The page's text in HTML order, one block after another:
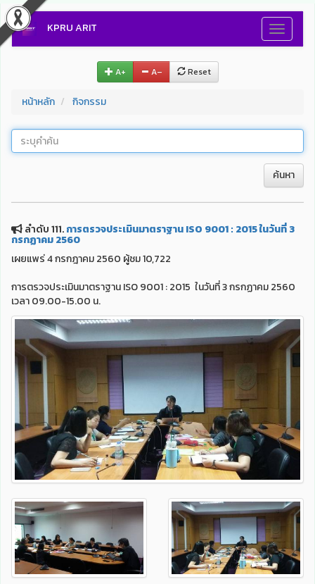
Toggle
KPRU ARIT
A+ A– Reset
หน้าหลัก กิจกรรม
ค้นหา
ลำดับ 111.การตรวจประเมินมาตราฐาน ISO 9001 : 2015 ในวันที่ 3
กรกฏาคม 2560
เผยแพร่ 4 กรกฎาคม 2560 ผู้ชม 10,722
การตรวจประเมินมาตราฐาน ISO 9001 : 2015 ในวันที่ 3 กรกฏาคม 2560
เวลา 09.00-15.00 น.